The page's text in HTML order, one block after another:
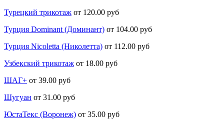
Турецкий трикотаж от 120.00 руб
Турция Dominant (Доминант) от 104.00 руб
Турция Nicoletta (Николетта) от 112.00 руб
Узбекский трикотаж от 18.00 руб
ШАГ+ от 39.00 руб
Шугуан от 31.00 руб
ЮстаТекс (Воронеж) от 35.00 руб